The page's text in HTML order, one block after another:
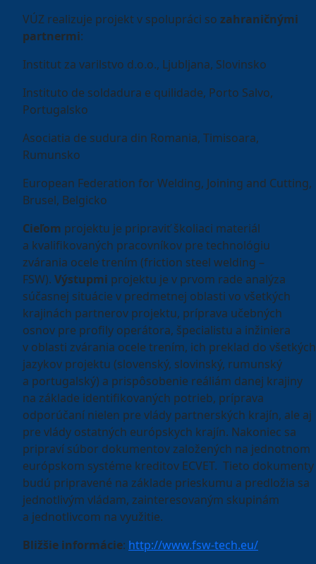
VÚZ realizuje projekt v spolupráci so zahraničnými
partnermi:
Institut za varilstvo d.o.o., Ljubljana, Slovinsko
Instituto de soldadura e quilidade, Porto Salvo,
Portugalsko
Asociatia de sudura din Romania, Timisoara,
Rumunsko
European Federation for Welding, Joining and Cutting,
Brusel, Belgicko
Cieľom projektu je pripraviť školiaci materiál
a kvalifikovaných pracovníkov pre technológiu
zvárania ocele trením (friction steel welding –
FSW). Výstupmi projektu je v prvom rade analýza
súčasnej situácie v predmetnej oblasti vo všetkých
krajinách partnerov projektu, príprava učebných
osnov pre profily operátora, špecialistu a inžiniera
v oblasti zvárania ocele trením, ich preklad do všetkých
jazykov projektu (slovenský, slovinský, rumunský
a portugalský) a prispôsobenie reáliám danej krajiny
na základe identifikovaných potrieb, príprava
odporúčaní nielen pre vlády partnerských krajín, ale aj
pre vlády ostatných európskych krajín. Nakoniec sa
pripraví súbor dokumentov založených na jednotnom
európskom systéme kreditov ECVET. Tieto dokumenty
budú pripravené na základe prieskumu a predložia sa
jednotlivým vládam, zainteresovaným skupinám
a jednotlivcom na využitie.
Bližšie informácie: http://www.fsw-tech.eu/